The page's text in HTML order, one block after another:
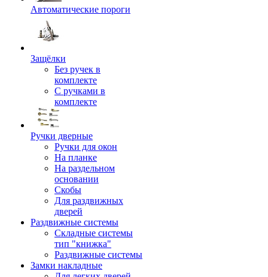
Автоматические пороги
Защёлки
Без ручек в
комплекте
С ручками в
комплекте
Ручки дверные
Ручки для окон
На планке
На раздельном
основании
Скобы
Для раздвижных
дверей
Раздвижные системы
Складные системы
тип "книжка"
Раздвижные системы
Замки накладные